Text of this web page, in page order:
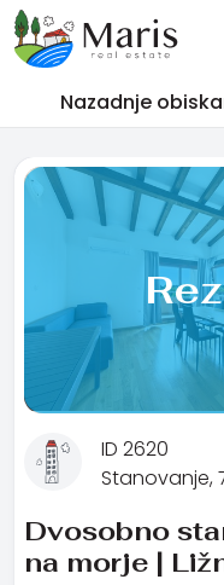
Nazadnje
ID 2620
Stanovanje,
Dvosobno
na morje |